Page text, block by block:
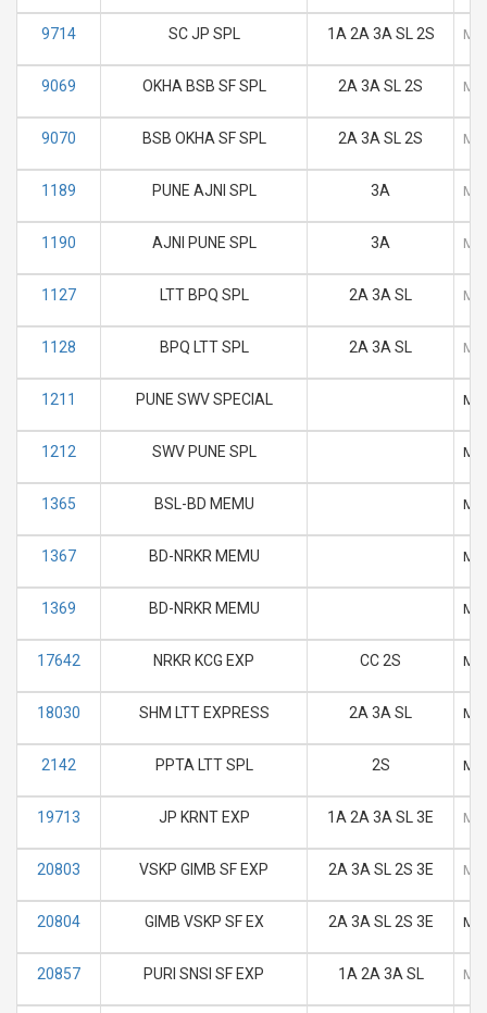
9714 SC JP SPL 1A 2A 3A SL 2S M
9069 OKHA BSB SF SPL 2A 3A SL 2S M
9070 BSB OKHA SF SPL 2A 3A SL 2S M
1189 PUNE AJNI SPL 3A M
1190 AJNI PUNE SPL 3A M
1127 LTT BPQ SPL 2A 3A SL M
1128 BPQ LTT SPL 2A 3A SL M
1211 PUNE SWV SPECIAL M
1212 SWV PUNE SPL M
1365 BSL-BD MEMU M
1367 BD-NRKR MEMU M
1369 BD-NRKR MEMU M
17642 NRKR KCG EXP CC 2S M
18030 SHM LTT EXPRESS 2A 3A SL M
2142 PPTA LTT SPL 2S M
19713 JP KRNT EXP 1A 2A 3A SL 3E M
20803 VSKP GIMB SF EXP 2A 3A SL 2S 3E M
20804 GIMB VSKP SF EX 2A 3A SL 2S 3E M
20857 PURI SNSI SF EXP 1A 2A 3A SL M